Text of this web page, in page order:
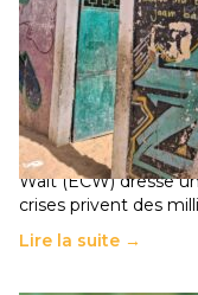
258 millions
chocs
population
11 juillet 2026- National
Un nouveau rapport
Wait (ECW) dresse
crises privent des
Lire la suite →